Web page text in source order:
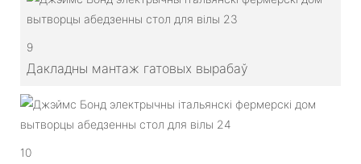
9
Дакладны мантаж гатовых вырабаў
10